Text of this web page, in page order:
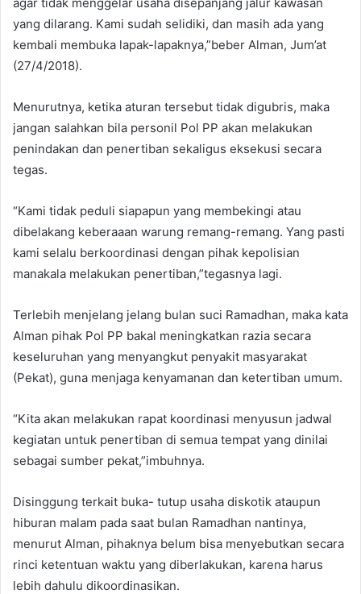
yang dilarang. Kami sudah selidiki, dan masih ada yang
kembali membuka lapak-lapaknya,”beber Alman, Jum’at
(27/4/2018).
Menurutnya, ketika aturan tersebut tidak digubris, maka
jangan salahkan bila personil Pol PP akan melakukan
penindakan dan penertiban sekaligus eksekusi secara
tegas.
“Kami tidak peduli siapapun yang membekingi atau
dibelakang keberaaan warung remang-remang. Yang pasti
kami selalu berkoordinasi dengan pihak kepolisian
manakala melakukan penertiban,”tegasnya lagi.
Terlebih menjelang jelang bulan suci Ramadhan, maka kata
Alman pihak Pol PP bakal meningkatkan razia secara
keseluruhan yang menyangkut penyakit masyarakat
(Pekat), guna menjaga kenyamanan dan ketertiban umum.
“Kita akan melakukan rapat koordinasi menyusun jadwal
kegiatan untuk penertiban di semua tempat yang dinilai
sebagai sumber pekat,”imbuhnya.
Disinggung terkait buka- tutup usaha diskotik ataupun
hiburan malam pada saat bulan Ramadhan nantinya,
menurut Alman, pihaknya belum bisa menyebutkan secara
rinci ketentuan waktu yang diberlakukan, karena harus
lebih dahulu dikoordinasikan.